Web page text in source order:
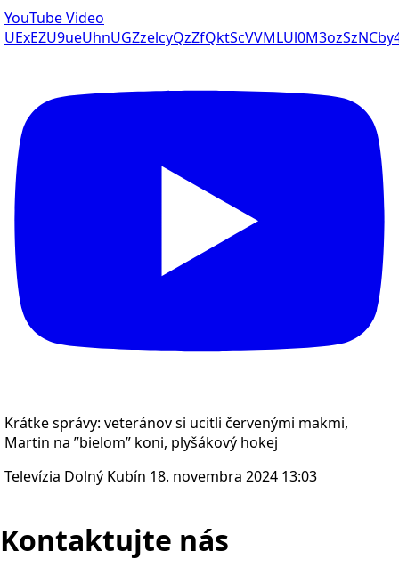
YouTube Video
Krátke správy: veteránov si ucitli červenými makmi,
Martin na ”bielom” koni, plyšákový hokej
Televízia Dolný Kubín 18. novembra 2024 13:03
Kontaktujte nás